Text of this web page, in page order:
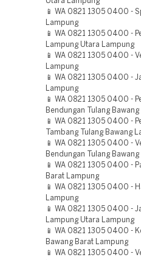
📱 WA 0821 1305 0400 -
Lampung
📱 WA 0821 1305 0400 -
Lampung Utara Lampung
📱 WA 0821 1305 0400 -
Lampung
📱 WA 0821 1305 0400 -
Lampung
📱 WA 0821 1305 0400 -
Bendungan Tulang
📱 WA 0821 1305 0400 -
Tambang Tulang Bawang
📱 WA 0821 1305 0400 -
Bendungan Tulang
📱 WA 0821 1305 0400 -
Barat Lampung
📱 WA 0821 1305 0400 -
Lampung
📱 WA 0821 1305 0400 -
Lampung Utara Lampung
📱 WA 0821 1305 0400 -
Bawang Barat Lampung
📱 WA 0821 1305 0400 -